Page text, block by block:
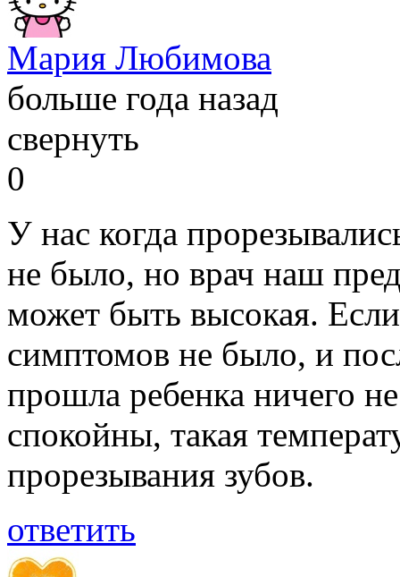
Мария Любимова
больше года назад
свернуть
0
У нас когда
не было, но врач наш
может быть высокая.
симптомов не было, и
прошла ребенка ничего
спокойны, такая
прорезывания зубов.
ответить